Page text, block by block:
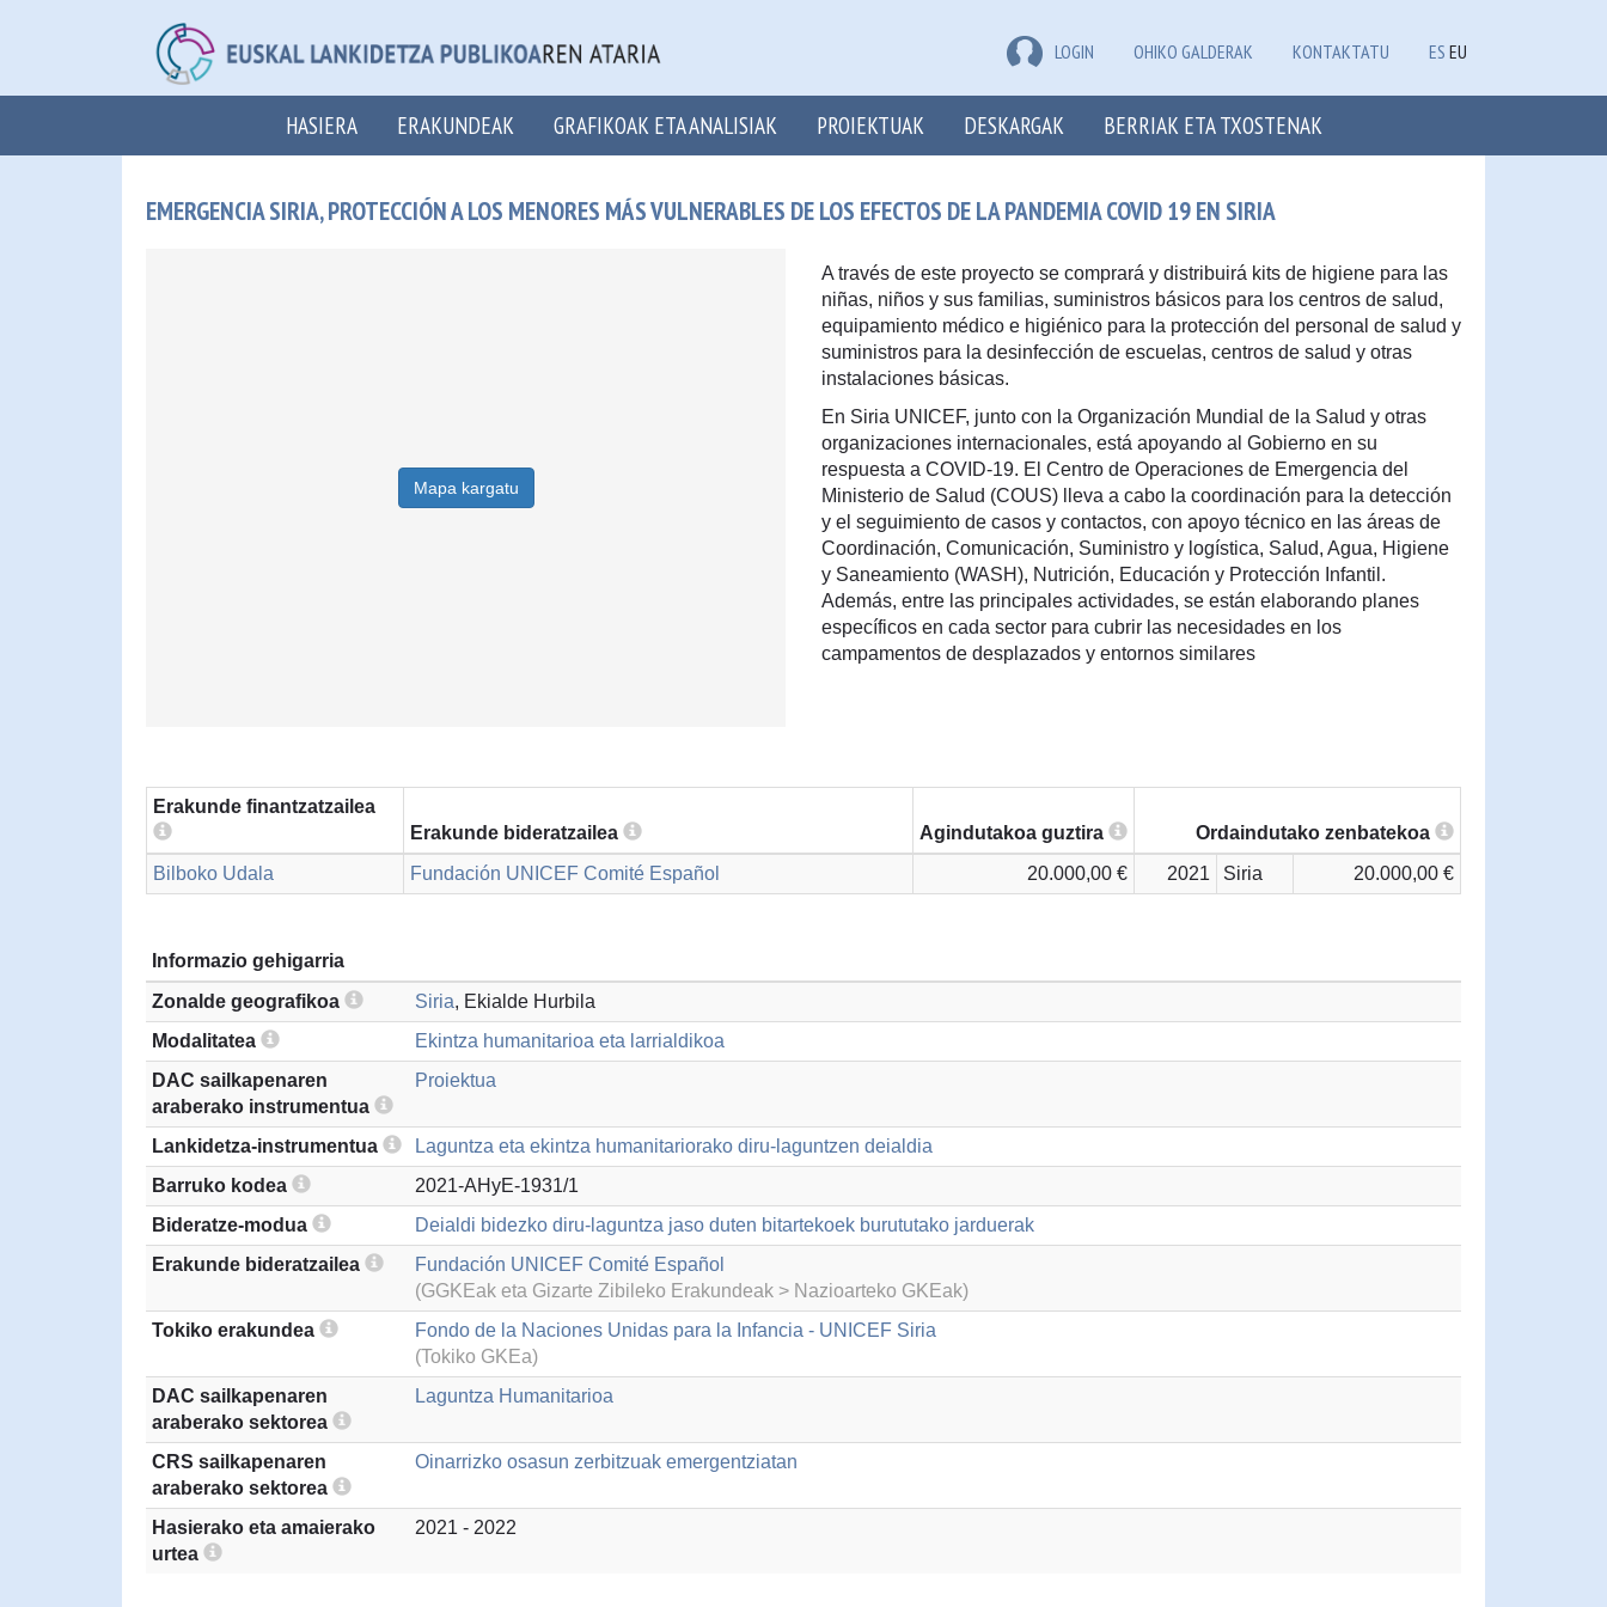
LOGIN OHIKO GALDERAK KONTAKTATU ES EU
HASIERA ERAKUNDEAK GRAFIKOAK ETA ANALISIAK PROIEKTUAK DESKARGAK BERRIAK ETA TXOSTENAK
EMERGENCIA SIRIA, PROTECCIÓN A LOS MENORES MÁS VULNERABLES DE LOS EFECTOS DE LA PANDEMIA COVID 19 EN SIRIA
Mapa kargatu
A través de este proyecto se comprará y distribuirá kits de higiene para las
niñas, niños y sus familias, suministros básicos para los centros de salud,
equipamiento médico e higiénico para la protección del personal de salud y
suministros para la desinfección de escuelas, centros de salud y otras
instalaciones básicas.
En Siria UNICEF, junto con la Organización Mundial de la Salud y otras
organizaciones internacionales, está apoyando al Gobierno en su
respuesta a COVID-19. El Centro de Operaciones de Emergencia del
Ministerio de Salud (COUS) lleva a cabo la coordinación para la detección
y el seguimiento de casos y contactos, con apoyo técnico en las áreas de
Coordinación, Comunicación, Suministro y logística, Salud, Agua, Higiene
y Saneamiento (WASH), Nutrición, Educación y Protección Infantil.
Además, entre las principales actividades, se están elaborando planes
específicos en cada sector para cubrir las necesidades en los
campamentos de desplazados y entornos similares
Erakunde finantzatzailea
Erakunde bideratzailea
Agindutakoa guztira
Ordaindutako zenbatekoa
Bilboko Udala
Fundación UNICEF Comité Español 20.000,00 € 2021 Siria 20.000,00 €
Informazio gehigarria
Zonalde geografikoa
Siria, Ekialde Hurbila
Modalitatea
Ekintza humanitarioa eta larrialdikoa
DAC sailkapenaren
araberako instrumentua
Proiektua
Lankidetza-instrumentua
Laguntza eta ekintza humanitariorako diru-laguntzen deialdia
Barruko kodea
2021-AHyE-1931/1
Bideratze-modua
Deialdi bidezko diru-laguntza jaso duten bitartekoek burututako jarduerak
Erakunde bideratzailea
Fundación UNICEF Comité Español
(GGKEak eta Gizarte Zibileko Erakundeak > Nazioarteko GKEak)
Tokiko erakundea
Fondo de la Naciones Unidas para la Infancia - UNICEF Siria
(Tokiko GKEa)
DAC sailkapenaren
araberako sektorea
Laguntza Humanitarioa
CRS sailkapenaren
araberako sektorea
Oinarrizko osasun zerbitzuak emergentziatan
Hasierako eta amaierako
urtea
2021 - 2022